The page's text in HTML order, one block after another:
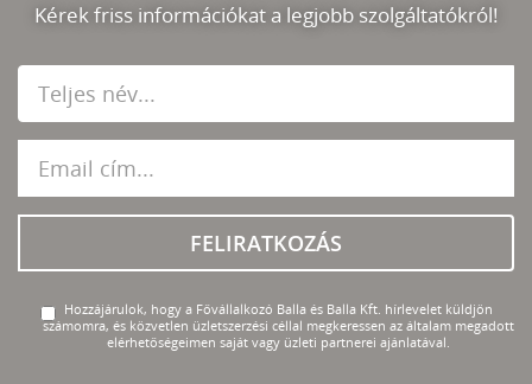
Kérek friss információkat a legjobb szolgáltatókról!
FELIRATKOZÁS
Hozzájárulok, hogy a Fővállalkozó Balla és Balla Kft. hírlevelet küldjön
számomra, és közvetlen üzletszerzési céllal megkeressen az általam megadott
elérhetőségeimen saját vagy üzleti partnerei ajánlatával.